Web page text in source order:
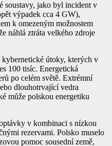
soustavy, jako byl incident v
výpadek cca 4 GW),
k omezeným možnostem
náhlá ztráta velkého zdroje
útoky, kterých v
100 tisíc. Energetická
po celém světě. Extrémní
dlouhotrvající vedra
může polskou energetiku
v kombinaci s nízkou
rezervami. Polsko muselo
pomoc sousední země,